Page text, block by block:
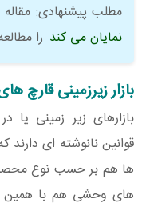
مطلب پیشنهادی: مقاله
نمایان می کند را
بازار زیرزمینی قارچ
بازارهای زیر زمینی
قوانین نانوشته ای
ها هم بر حسب نوع
های وحشی هم با همین